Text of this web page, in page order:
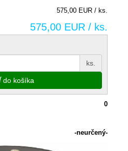
575,00 EUR / ks.
575,00 EUR / ks.
ks.
do košíka
0
-neurčený-